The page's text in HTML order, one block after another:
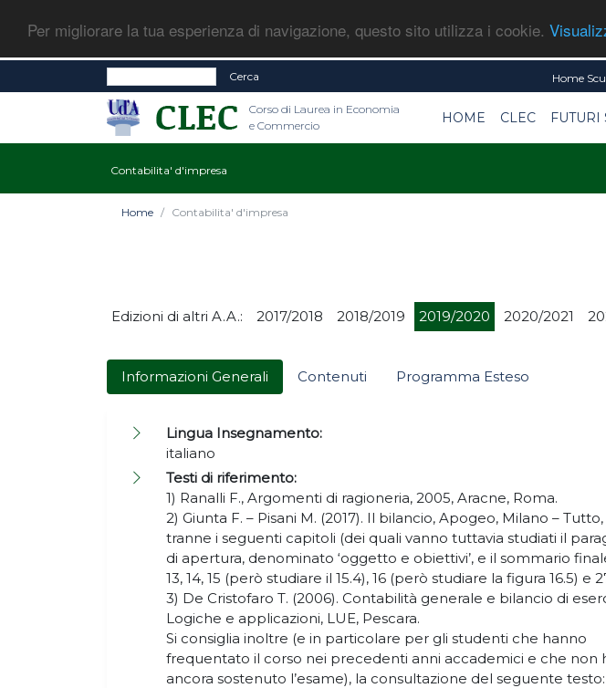
Per migliorare la tua esperienza di navigazione, questo sito utilizza i cookie.
Cerca Home
Corso di Laurea in Economia
e Commercio
HOME CLEC FUTURI
Contabilita' d'impresa
Home Contabilita' d'impresa
Edizioni di altri A.A.: 2017/2018 2018/2019 2019/2020 2020/2021
Informazioni Generali Contenuti Programma Esteso
Lingua Insegnamento:
italiano
Testi di riferimento:
1) Ranalli F., Argomenti di ragioneria, 2005, Aracne, Roma.
2) Giunta F. – Pisani M. (2017). Il bilancio, Apogeo, Milano – Tutto,
tranne i seguenti capitoli (dei quali vanno tuttavia studiati il
di apertura, denominato ‘oggetto e obiettivi’, e il sommario
13, 14, 15 (però studiare il 15.4), 16 (però studiare la figura 16.5) e
3) De Cristofaro T. (2006). Contabilità generale e bilancio di
Logiche e applicazioni, LUE, Pescara.
Si consiglia inoltre (e in particolare per gli studenti che hanno
frequentato il corso nei precedenti anni accademici e che non
ancora sostenuto l’esame), la consultazione del seguente testo: